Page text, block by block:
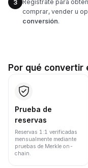
3
Regístrate para
comprar, vender u
conversión.
Por qué convertir
Prueba de
reservas
Reservas 1:1 verificadas
mensualmente mediante
pruebas de Merkle on-
chain.